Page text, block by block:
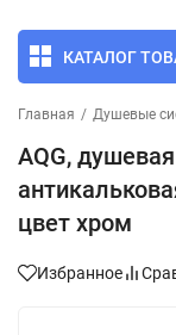
КАТАЛОГ
Главная / Душевые
AQG,
цвет хром
Избранное